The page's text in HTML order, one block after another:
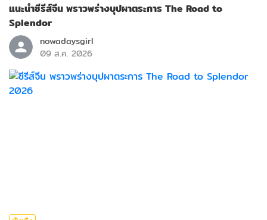
แนะนำซีรีส์จีน พราวพร่างบุปผาตระการ The Road to
Splendor
nowadaysgirl
09 ส.ค. 2026